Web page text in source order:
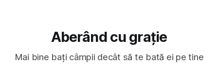
Aberând cu grație
Mai bine bați câmpii decât să te bată ei pe tine